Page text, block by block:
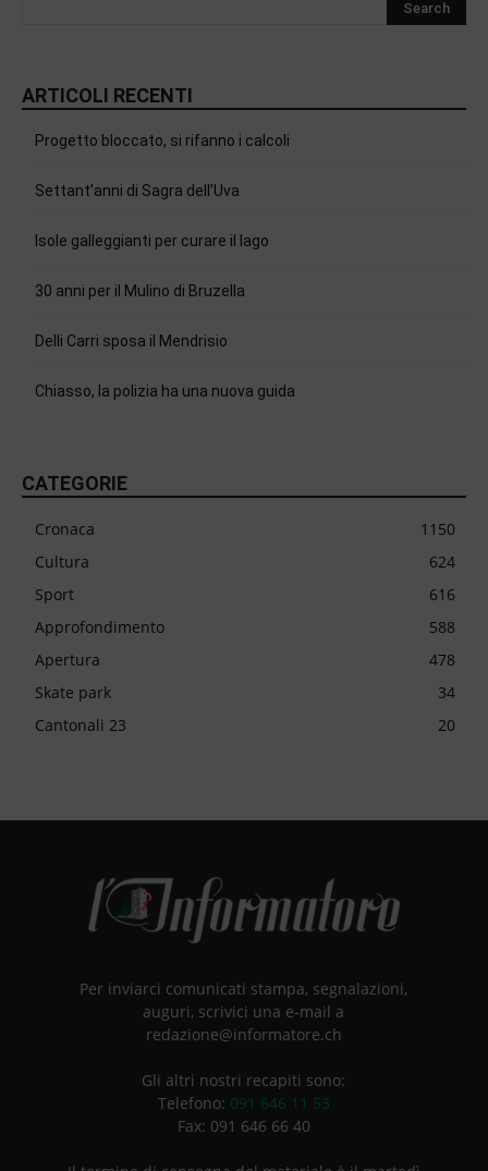
ARTICOLI RECENTI
Progetto bloccato, si rifanno i calcoli
Settant’anni di Sagra dell’Uva
Isole galleggianti per curare il lago
30 anni per il Mulino di Bruzella
Delli Carri sposa il Mendrisio
Chiasso, la polizia ha una nuova guida
CATEGORIE
Cronaca
1150
Cultura
624
Sport
616
Approfondimento
588
Apertura
478
Skate park
34
Cantonali 23
20
Per inviarci comunicati stampa, segnalazioni,
auguri, scrivici una e-mail a
redazione@informatore.ch
Gli altri nostri recapiti sono:
Telefono: 091 646 11 53
Fax: 091 646 66 40